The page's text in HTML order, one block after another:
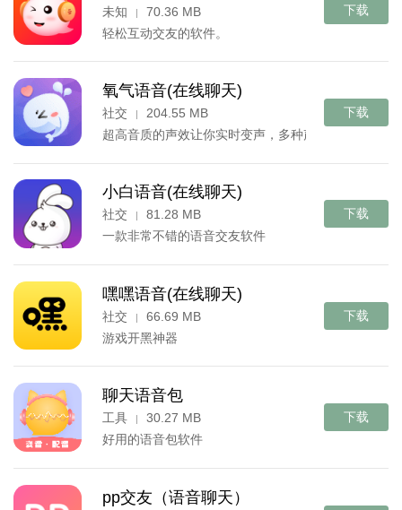
未知 |
70.36 MB
轻松互动交友的软件。
下载
氧气语音(在线聊天)
社交 |
204.55 MB
超高音质的声效让你实时变声，多种声音可以自由选
下载
小白语音(在线聊天)
社交
81.28 MB
一款非常不错的语音交友软件
下载
嘿嘿语音(在线聊天)
社交 |
66.69 MB
游戏开黑神器
下载
聊天语音包
工具
30.27 MB
好用的语音包软件
下载
pp交友（语音聊天）